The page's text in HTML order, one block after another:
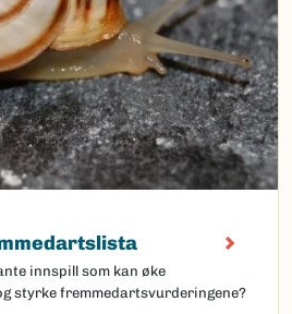
innspill som kan øke
styrke fremmedartsvurderingene?